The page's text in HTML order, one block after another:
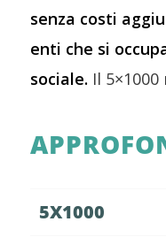
senza costi
enti che si
sociale. Il 5×1000
5X1000